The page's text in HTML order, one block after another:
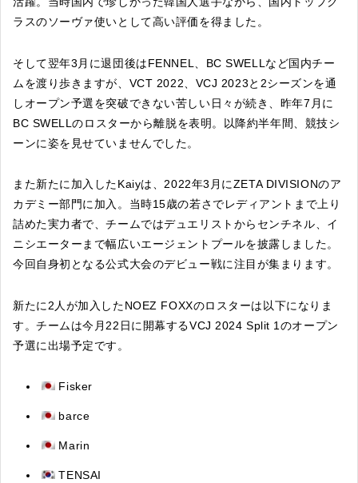
ラスのソーヴァ使いとして高い評価を得ました。
そして翌年3月に退団後はFENNEL、BC SWELLなど国内チー
ムを渡り歩きますが、VCT 2022、VCJ 2023と2シーズンを通
しオープン予選を突破できない苦しい日々が続き、昨年7月に
BC SWELLのロスターから離脱を表明。以降約半年間、競技シ
ーンに姿を見せていませんでした。
また新たに加入したKaiyは、2022年3月にZETA DIVISIONのア
カデミー部門に加入。当時15歳の若さでレディアントまで上り
詰めた実力者で、チームではデュエリストからセンチネル、イ
ニシエーターまで幅広いエージェントプールを披露しました。
今回自身初となる公式大会のデビュー戦に注目が集まります。
新たに2人が加入したNOEZ FOXXのロスターは以下になりま
す。チームは今月22日に開幕するVCJ 2024 Split 1のオープン
予選に出場予定です。
Fisker
barce
Marin
TENSAI